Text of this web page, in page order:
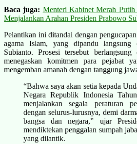
Baca juga: Menteri Kabinet Merah
Menjalankan Arahan Presiden Prabowo
Pelantikan ini ditandai dengan
agama Islam, yang dipandu langsung
Subianto. Prosesi tersebut
menegaskan komitmen para pejabat
mengemban amanah dengan tanggung
“Bahwa saya akan setia kepada
Negara Republik Indonesia
menjalankan segala peraturan
dengan selurus-lurusnya, demi
bangsa dan negara,” ujar
mendiktekan penggalan sumpah
yang dilantik.